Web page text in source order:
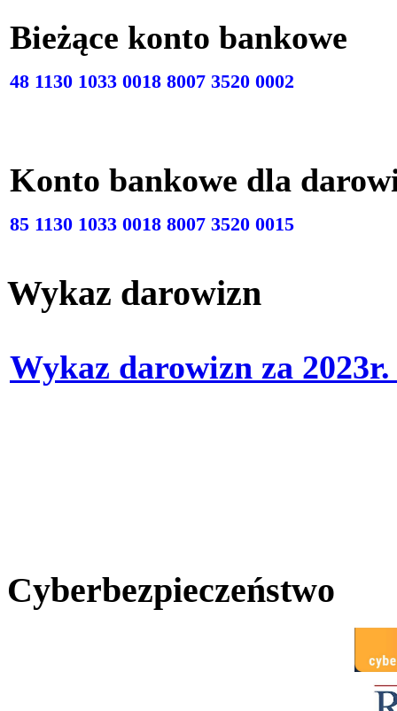
Bieżące konto
48 1130 1033 0018 8007 3520 0002
Konto bankowe dla
85 1130 1033 0018 8007 3520 0015
Wykaz darowizn
Wykaz darowizn za
Cyberbezpieczeństwo